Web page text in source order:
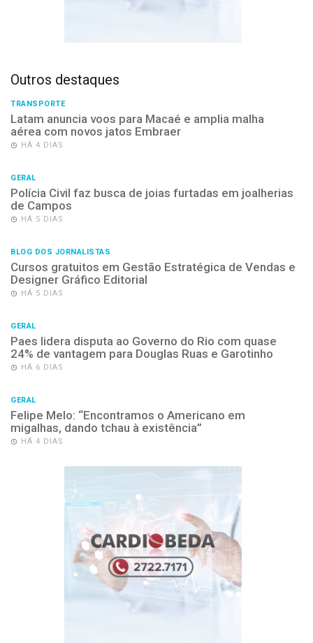
Outros destaques
TRANSPORTE
Latam anuncia voos para Macaé e amplia malha
aérea com novos jatos Embraer
HÁ 4 DIAS
GERAL
Polícia Civil faz busca de joias furtadas em joalherias
de Campos
HÁ 5 DIAS
BLOG DOS JORNALISTAS
Cursos gratuitos em Gestão Estratégica de Vendas e
Designer Gráfico Editorial
HÁ 5 DIAS
GERAL
Paes lidera disputa ao Governo do Rio com quase
24% de vantagem para Douglas Ruas e Garotinho
HÁ 6 DIAS
GERAL
Felipe Melo: “Encontramos o Americano em
migalhas, dando tchau à existência”
HÁ 4 DIAS